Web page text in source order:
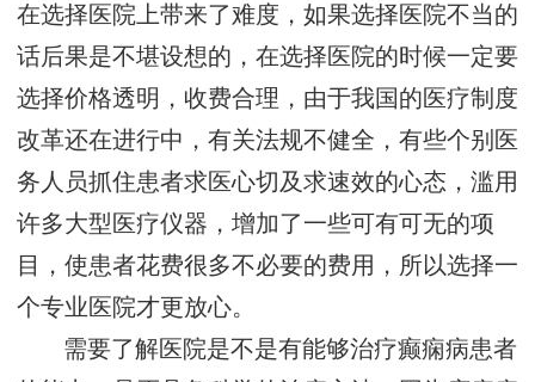
在选择医院上带来了难度，如果选择医院不当的
话后果是不堪设想的，在选择医院的时候一定要
选择价格透明，收费合理，由于我国的医疗制度
改革还在进行中，有关法规不健全，有些个别医
务人员抓住患者求医心切及求速效的心态，滥用
许多大型医疗仪器，增加了一些可有可无的项
目，使患者花费很多不必要的费用，所以选择一
个专业医院才更放心。
需要了解医院是不是有能够治疗癫痫病患者